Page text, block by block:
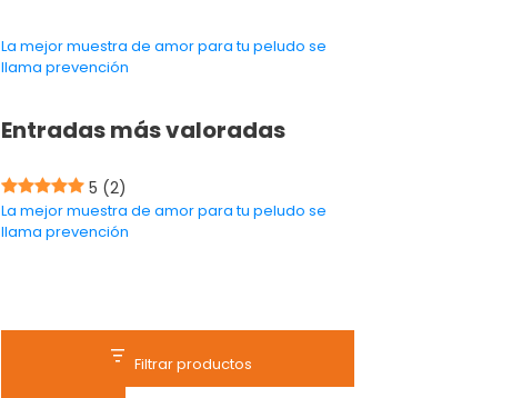
La mejor muestra de amor para tu peludo se
llama prevención
Entradas más valoradas
5 (2)
La mejor muestra de amor para tu peludo se
llama prevención
Filtrar productos